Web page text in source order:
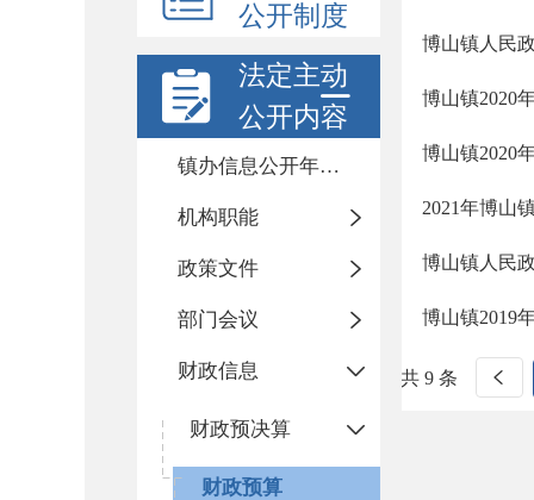
公开制度
法定主动
公开内容
镇办信息公开年度报告
机构职能
政策文件
部门会议
财政信息
财政预决算
财政预算
博山镇人民
博山镇2020
博山镇2020
2021年博山
博山镇人民
博山镇2019
共 9 条